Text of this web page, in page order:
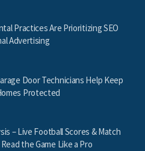
Practices Are Prioritizing SEO
Advertising
Door Technicians Help Keep
Protected
– Live Football Scores & Match
the Game Like a Pro